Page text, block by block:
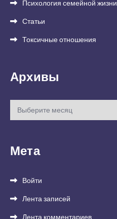
Психология семейной жизни
Статьи
Токсичные отношения
Архивы
Архивы
Мета
Войти
Лента записей
Лента комментариев